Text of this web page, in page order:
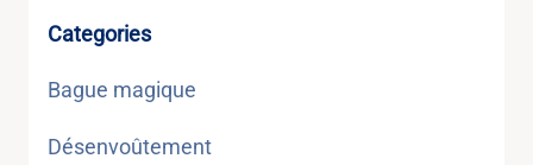
Categories
Bague magique
Désenvoûtement